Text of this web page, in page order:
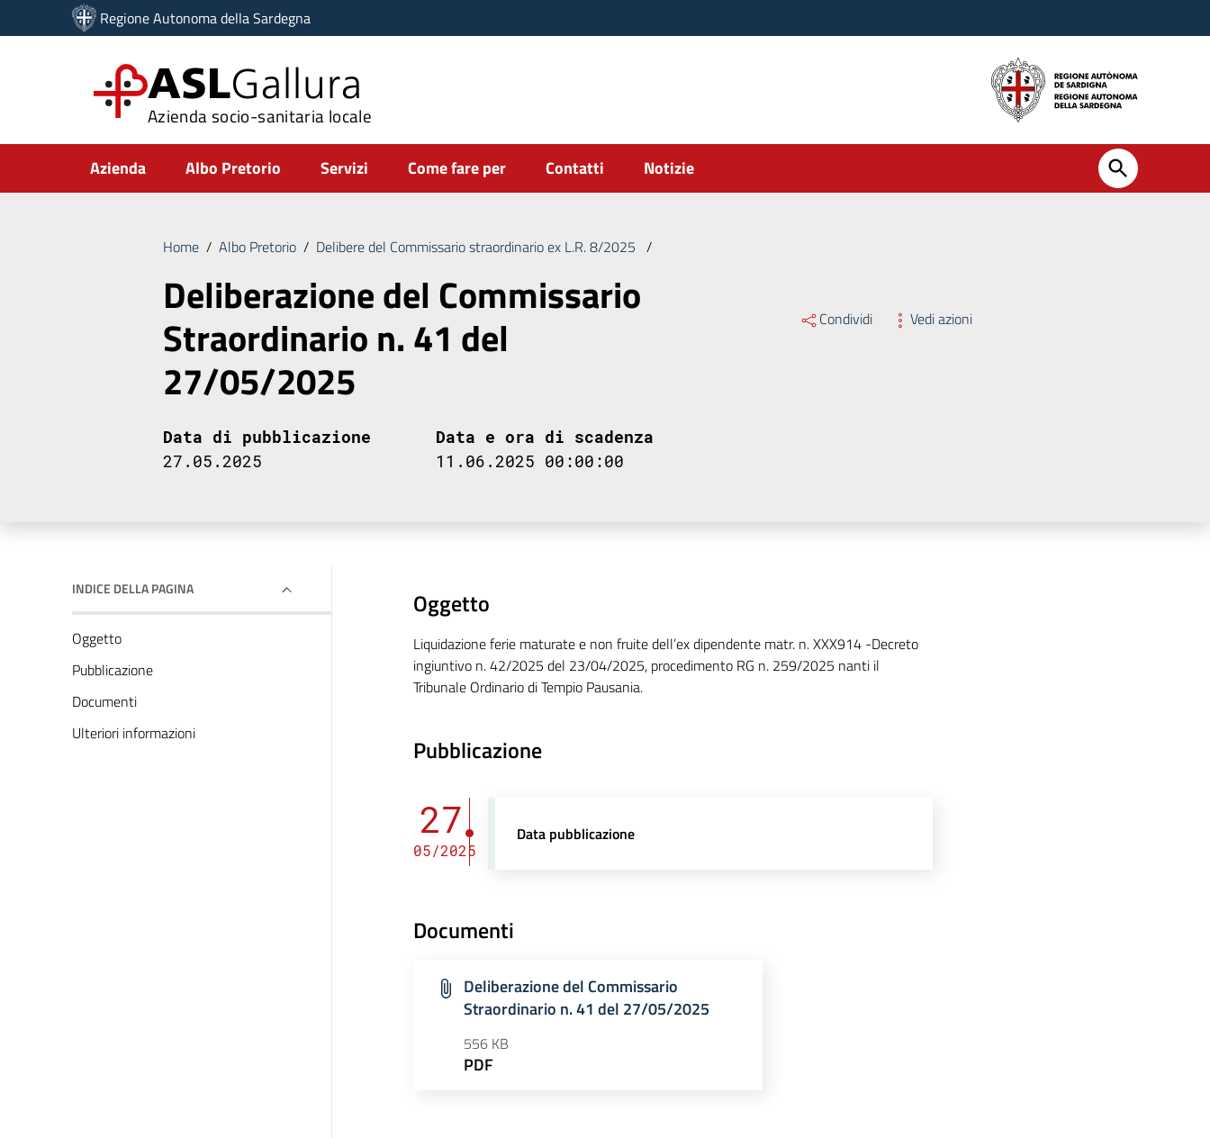
Vai ai contenuti
Vai al menu di navigazione
Regione Autonoma della Sardegna
ASLGallura
Azienda socio-sanitaria locale
Submenu
Azienda Albo Pretorio Servizi Come fare per Contatti Notizie
Home / Albo Pretorio / Delibere del Commissario straordinario ex L.R. 8/2025 /
Deliberazione del Commissario
Straordinario n. 41 del
27/05/2025
Condividi Vedi azioni
Data di pubblicazione
27.05.2025
Data e ora di scadenza
11.06.2025 00:00:00
INDICE DELLA PAGINA
Oggetto
Pubblicazione
Documenti
Ulteriori informazioni
Oggetto
Liquidazione ferie maturate e non fruite dell’ex dipendente matr. n. XXX914 -Decreto
ingiuntivo n. 42/2025 del 23/04/2025, procedimento RG n. 259/2025 nanti il
Tribunale Ordinario di Tempio Pausania.
Pubblicazione
27
05/2025
Data pubblicazione
Documenti
Deliberazione del Commissario
Straordinario n. 41 del 27/05/2025
556 KB
PDF